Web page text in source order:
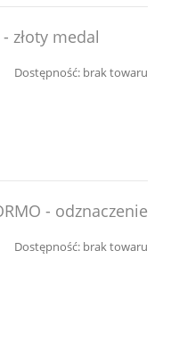
złoty medal
Dostępność: brak towaru
- odznaczenie
Dostępność: brak towaru